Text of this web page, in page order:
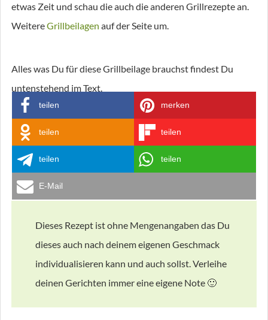
etwas Zeit und schau die auch die anderen Grillrezepte an.
WeitereGrillbeilagen auf der Seite um.
Alles was Du für diese Grillbeilage brauchst findest Du
untenstehend im Text.
teilen merken
teilen teilen
teilen teilen
E-Mail
Dieses Rezept ist ohne Mengenangaben das Du
dieses auch nach deinem eigenen Geschmack
individualisieren kann und auch sollst. Verleihe
deinen Gerichten immer eine eigene Note 🙂